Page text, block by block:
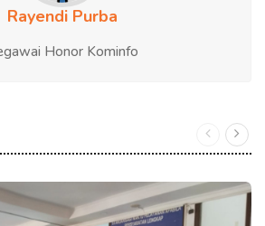
Rayendi Purba
Honor Kominfo